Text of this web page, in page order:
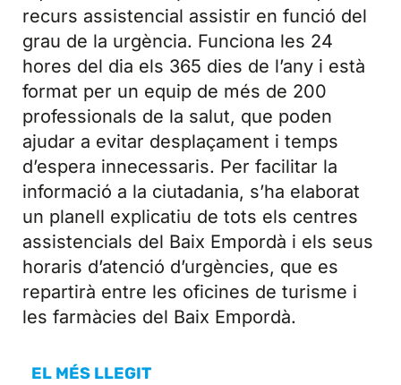
recurs assistencial assistir en funció del
grau de la urgència. Funciona les 24
hores del dia els 365 dies de l’any i està
format per un equip de més de 200
professionals de la salut, que poden
ajudar a evitar desplaçament i temps
d’espera innecessaris. Per facilitar la
informació a la ciutadania, s’ha elaborat
un planell explicatiu de tots els centres
assistencials del Baix Empordà i els seus
horaris d’atenció d’urgències, que es
repartirà entre les oficines de turisme i
les farmàcies del Baix Empordà.
EL MÉS LLEGIT